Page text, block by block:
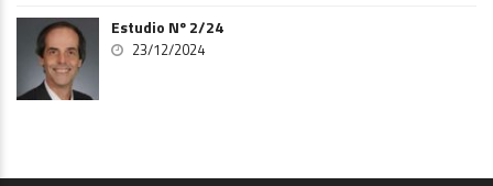
Estudio Nº 2/24
23/12/2024